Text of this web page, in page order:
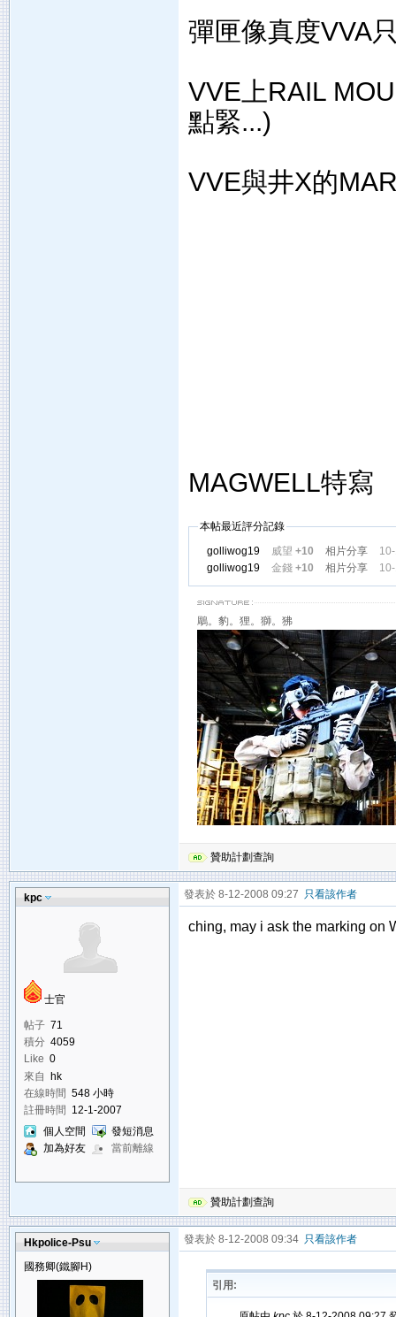
彈匣像真度VVA
VVE上RAIL
點緊...)
VVE與井X的
MAGWELL特寫
本帖最近評分記錄
golliwog19
威望 +10 相片分享
golliwog19
金錢 +10 相片分享
鵰。豹。狸。獅。狒
贊助計劃查詢
kpc
士官
帖子 71
積分 4059
Like 0
來自 hk
在線時間 548 小時
註冊時間
12-1-2007
個人空間
發短消息
加為好友
當前離線
發表於 8-12-2008 09:27 只看該作者
ching, may i ask the marking on
贊助計劃查詢
Hkpolice-Psu
國務卿(鐵腳H)
發表於 8-12-2008 09:34 只看該作者
引用: